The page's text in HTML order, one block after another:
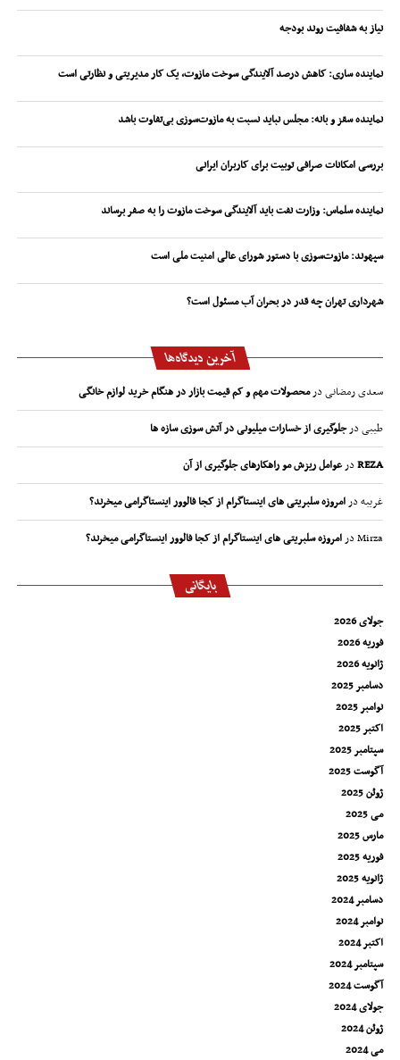
نیاز به شفافیت روند بودجه
نماینده ساری: کاهش درصد آلایندگی سوخت مازوت، یک کار مدیریتی و نظارتی است
نماینده سقز و بانه: مجلس نباید نسبت به مازوت‌سوزی بی‌تفاوت باشد
بررسی امکانات صرافی توبیت برای کاربران ایرانی
نماینده سلماس: وزارت نفت باید آلایندگی سوخت مازوت را به صفر برساند
سپهوند:‌ مازوت‌سوزی با دستور شورای عالی امنیت ملی است
شهرداری تهران چه قدر در بحران آب مسئول است؟
آخرین دیدگاه‌ها
سعدی رمضانیدرمحصولات مهم و کم قیمت بازار در هنگام خرید لوازم خانگی
طیبیدرجلوگیری از خسارات میلیونی در آتش سوزی سازه ها
REZAدرعوامل ریزش مو راهکارهای جلوگیری از آن
غریبهدرامروزه سلبریتی های اینستاگرام از کجا فالوور اینستاگرامی میخرند؟
Mirzaدرامروزه سلبریتی های اینستاگرام از کجا فالوور اینستاگرامی میخرند؟
بایگانی
جولای 2026
فوریه 2026
ژانویه 2026
دسامبر 2025
نوامبر 2025
اکتبر 2025
سپتامبر 2025
آگوست 2025
ژوئن 2025
می 2025
مارس 2025
فوریه 2025
ژانویه 2025
دسامبر 2024
نوامبر 2024
اکتبر 2024
سپتامبر 2024
آگوست 2024
جولای 2024
ژوئن 2024
می 2024